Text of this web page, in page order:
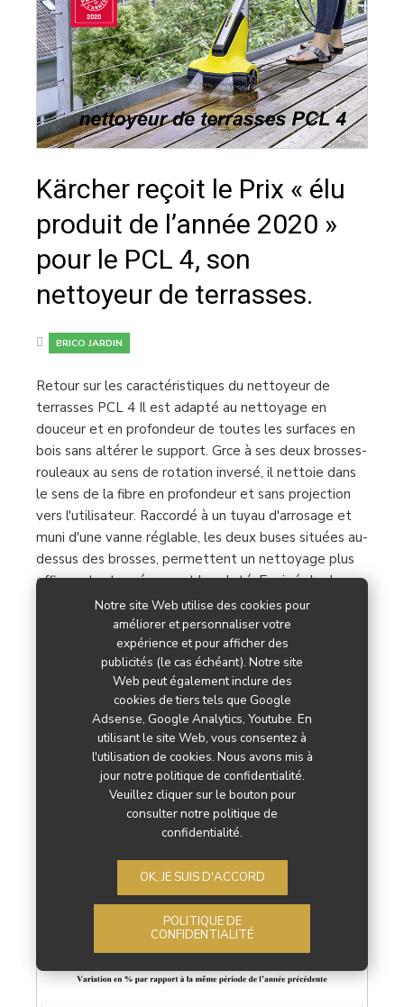
Notre site Web utilise des cookies pour
améliorer et personnaliser votre
expérience et pour afficher des
publicités (le cas échéant). Notre site
Web peut également inclure des
cookies de tiers tels que Google
Adsense, Google Analytics, Youtube. En
utilisant le site Web, vous consentez à
l'utilisation de cookies. Nous avons mis à
jour notre politique de confidentialité.
Veuillez cliquer sur le bouton pour
consulter notre politique de
confidentialité.
OK, JE SUIS D'ACCORD
POLITIQUE DE
CONFIDENTIALITÉ
Kärcher reçoit le Prix « élu
produit de l’année 2020 »
pour le PCL 4, son
nettoyeur de terrasses.
BRICO JARDIN
Retour sur les caractéristiques du nettoyeur de
terrasses PCL 4 Il est adapté au nettoyage en
douceur et en profondeur de toutes les surfaces en
bois sans altérer le support. Grce à ses deux brosses-
rouleaux au sens de rotation inversé, il nettoie dans
le sens de la fibre en profondeur et sans projection
vers l'utilisateur. Raccordé à un tuyau d'arrosage et
muni d'une vanne réglable, les deux buses situées au-
dessus des brosses, permettent un nettoyage plus
efficace tout en évacuant la saleté. Equipé de deux
poignées ergonomiques, le nettoyeur PCL 4 garantit
une prise en main facilitée et agréable. Vitesse…
Lire la suite
24 JAN 2020
Par